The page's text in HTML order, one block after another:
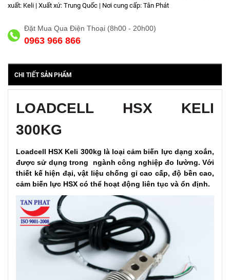
xuất: Keli | Xuất xứ: Trung Quốc | Nơi cung cấp: Tân Phát
Đặt Mua Qua Điện Thoại (8h00 - 20h00)
0963 966 866
CHI TIẾT SẢN PHẨM
LOADCELL HSX KELI
300KG
Loadcell HSX Keli 300kg là loại cảm biến lực dạng xoắn,
được sử dụng trong ngành công nghiệp đo lường. Với
thiết kế hiện đại, vật liệu chống gỉ cao cấp, độ bền cao,
cảm biến lực HSX có thể hoạt động liên tục và ổn định.